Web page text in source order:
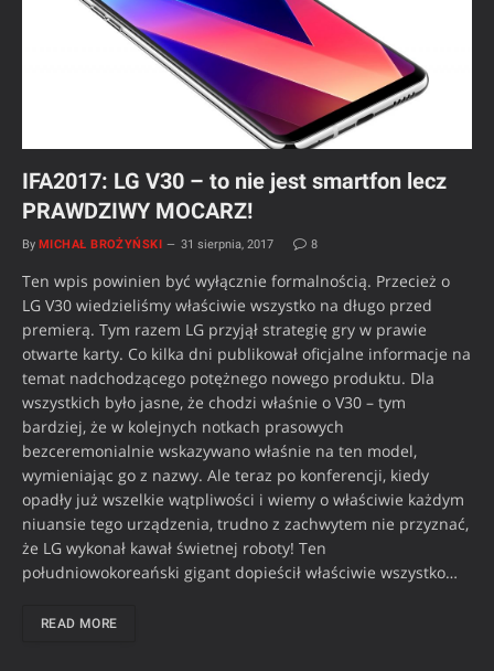
IFA2017: LG V30 – to nie jest smartfon lecz
PRAWDZIWY MOCARZ!
By MICHAŁ BROŻYŃSKI 31 sierpnia, 2017 8
Ten wpis powinien być wyłącznie formalnością. Przecież o
LG V30 wiedzieliśmy właściwie wszystko na długo przed
premierą. Tym razem LG przyjął strategię gry w prawie
otwarte karty. Co kilka dni publikował oficjalne informacje na
temat nadchodzącego potężnego nowego produktu. Dla
wszystkich było jasne, że chodzi właśnie o V30 – tym
bardziej, że w kolejnych notkach prasowych
bezceremonialnie wskazywano właśnie na ten model,
wymieniając go z nazwy. Ale teraz po konferencji, kiedy
opadły już wszelkie wątpliwości i wiemy o właściwie każdym
niuansie tego urządzenia, trudno z zachwytem nie przyznać,
że LG wykonał kawał świetnej roboty! Ten
południowokoreański gigant dopieścił właściwie wszystko…
READ MORE